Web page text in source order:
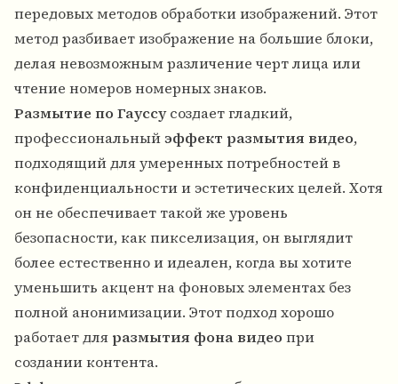
передовых методов обработки изображений. Этот
метод разбивает изображение на большие блоки,
делая невозможным различение черт лица или
чтение номеров номерных знаков.
Размытие по Гауссусоздает гладкий,
профессиональныйэффект размытия видео,
подходящий для умеренных потребностей в
конфиденциальности и эстетических целей. Хотя
он не обеспечивает такой же уровень
безопасности, как пикселизация, он выглядит
более естественно и идеален, когда вы хотите
уменьшить акцент на фоновых элементах без
полной анонимизации. Этот подход хорошо
работает для размытия фона видео при
создании контента.